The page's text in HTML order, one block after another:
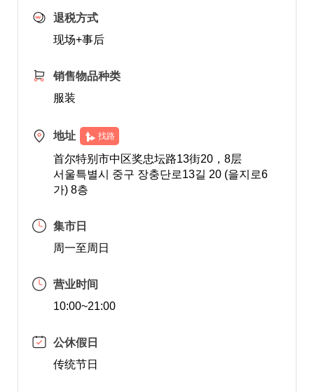
退税方式
现场+事后
销售物品种类
服装
地址 找路
首尔特别市中区奖忠坛路13街20，8层
서울특별시 중구 장충단로13길 20 (을지로6
가) 8층
集市日
周一至周日
营业时间
10:00~21:00
公休假日
传统节日